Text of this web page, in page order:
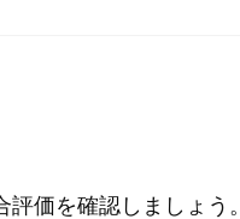
価を確認しましょう。